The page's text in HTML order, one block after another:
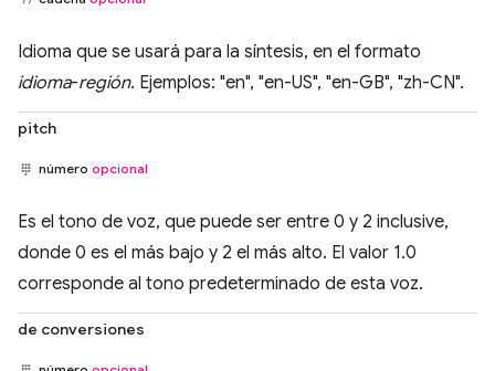
Idioma que se usará para la síntesis, en el formato
idioma-región. Ejemplos: "en", "en-US", "en-GB", "zh-CN".
pitch
número opcional
Es el tono de voz, que puede ser entre 0 y 2 inclusive,
donde 0 es el más bajo y 2 el más alto. El valor 1.0
corresponde al tono predeterminado de esta voz.
de conversiones